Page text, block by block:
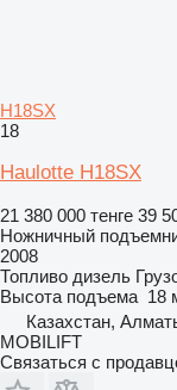
H18SX
18
Haulotte H18SX
21 380 000 тенге 39
Ножничный
2008
Топливо дизель
Высота подъема 18
Казахстан,
MOBILIFT
Связаться с